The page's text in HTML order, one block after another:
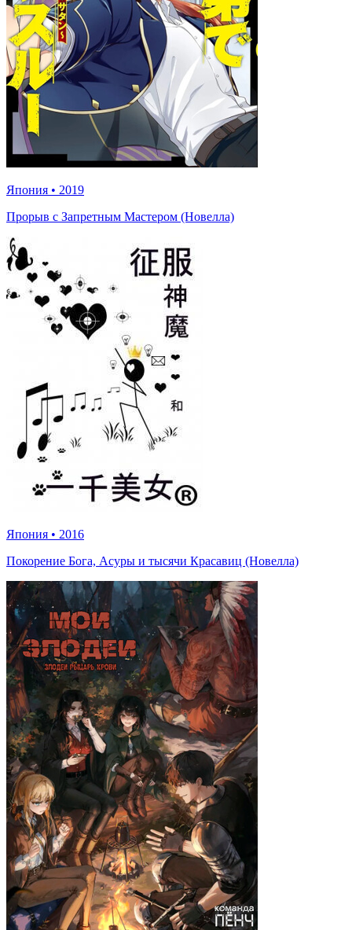
Япония • 2019
Прорыв с Запретным Мастером (Новелла)
Япония • 2016
Покорение Бога, Асуры и тысячи Красавиц (Новелла)